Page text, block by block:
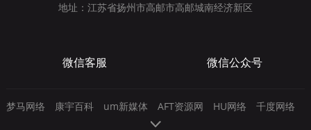
地址：江苏省扬州市高邮市高邮城南经济新区
微信客服 微信公众号
梦马网络 康宇百科 um新媒体 AFT资源网 HU网络 千度网络